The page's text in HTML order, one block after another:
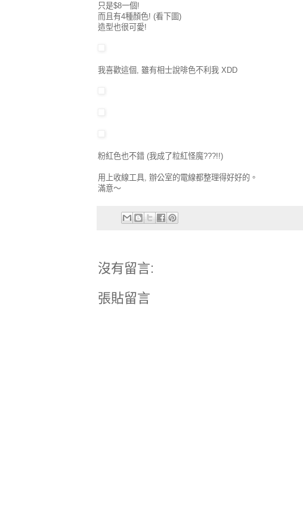
只是$8一個!
而且有4種顏色! (看下圖)
造型也很可愛!
我喜歡這個, 雖有相士說啡色不利我 XDD
粉紅色也不錯 (我成了粒紅怪魔???!!)
用上收線工具, 辦公室的電線都整理得好好的。
滿意～
沒有留言:
張貼留言